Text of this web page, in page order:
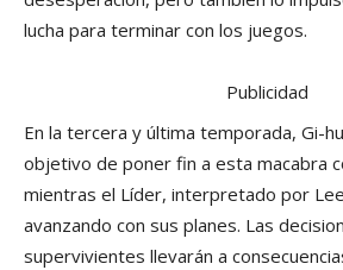
lucha para terminar con los juegos.
Publicidad
En la tercera y última temporada, Gi-
objetivo de poner fin a esta macabra
mientras el Líder, interpretado por
avanzando con sus planes. Las
supervivientes llevarán a